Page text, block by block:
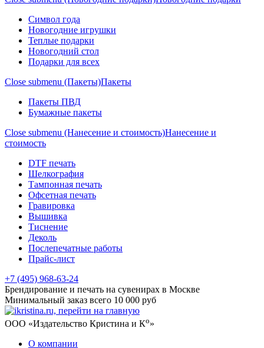
Символ года
Новогодние игрушки
Теплые подарки
Новогодний стол
Подарки для всех
Close submenu (Пакеты)Пакеты
Пакеты ПВД
Бумажные пакеты
Close submenu (Нанесение и стоимость)Нанесение и
стоимость
DTF печать
Шелкография
Тампонная печать
Офсетная печать
Гравировка
Вышивка
Тиснение
Деколь
Послепечатные работы
Прайс-лист
+7 (495) 968-63-24
Брендирование и печать на сувенирах в Москве
Минимальный заказ всего 10 000 руб
ООО «Издательство Кристина и Ко»
О компании